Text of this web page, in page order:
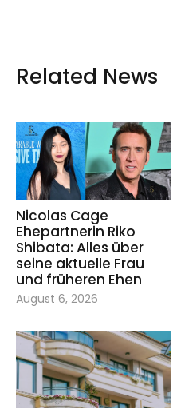
Related News
Nicolas Cage
Ehepartnerin Riko
Shibata: Alles über
seine aktuelle Frau
und früheren Ehen
August 6, 2026